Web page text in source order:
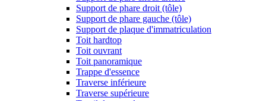
Support de phare droit (tôle)
Support de phare gauche (tôle)
Support de plaque d'immatriculation
Toit hardtop
Toit ouvrant
Toit panoramique
Trappe d'essence
Traverse inférieure
Traverse supérieure